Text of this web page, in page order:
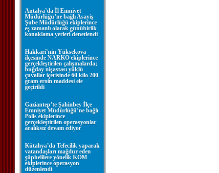
Antalya’da İl Emniyet
Müdürlüğü’ne bağlı Asayiş
Şube Müdürlüğü ekiplerince
eş zamanlı olarak günübirlik
konaklama yerleri denetlendi
Hakkari’nin Yüksekova
ilçesinde NARKO ekiplerince
gerçekleştirilen çalışmalarda;
buğday nişastası yüklü
çuvallar içerisinde 60 kilo 200
gram eroin maddesi ele
geçirildi
Gaziantep’te Şahinbey İlçe
Emniyet Müdürlüğü’ne bağlı
Polis ekiplerince
gerçekleştirilen operasyonlar
aralıksız devam ediyor
Kütahya’da Tefecilik yaparak
vatandaşları mağdur eden
şüphelilere yönelik KOM
ekiplerince operasyon
düzenlendi